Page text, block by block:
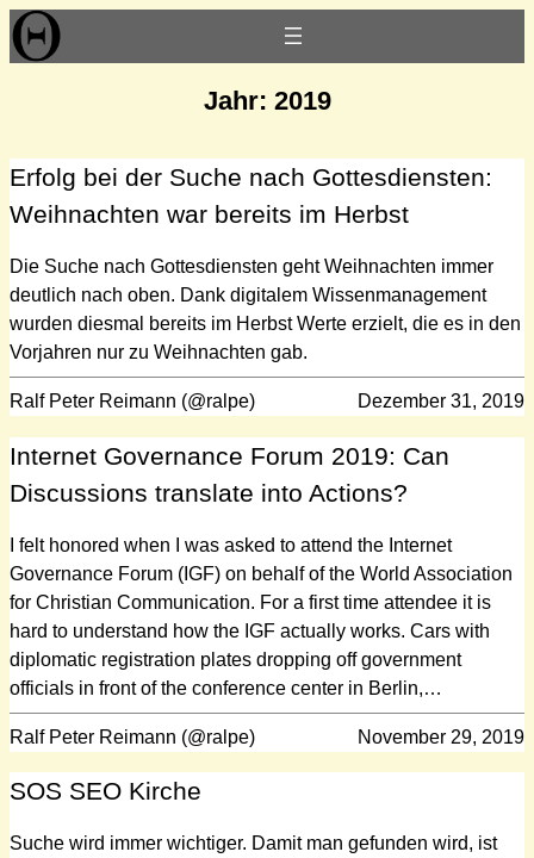
Zum
Inhalt
Jahr: 2019
Erfolg bei der Suche nach Gottesdiensten:
Weihnachten war bereits im Herbst
Die Suche nach Gottesdiensten geht Weihnachten immer
deutlich nach oben. Dank digitalem Wissenmanagement
wurden diesmal bereits im Herbst Werte erzielt, die es in den
Vorjahren nur zu Weihnachten gab.
Ralf Peter Reimann (@ralpe) Dezember 31, 2019
Internet Governance Forum 2019: Can
Discussions translate into Actions?
I felt honored when I was asked to attend the Internet
Governance Forum (IGF) on behalf of the World Association
for Christian Communication. For a first time attendee it is
hard to understand how the IGF actually works. Cars with
diplomatic registration plates dropping off government
officials in front of the conference center in Berlin,…
Ralf Peter Reimann (@ralpe) November 29, 2019
SOS SEO Kirche
Suche wird immer wichtiger. Damit man gefunden wird, ist